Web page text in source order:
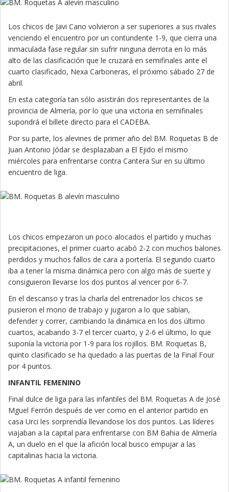
Los chicos de Javi Cano volvieron a ser superiores a sus rivales
venciendo el encuentro por un contundente 1-9, que cierra una
inmaculada fase regular sin sufrir ninguna derrota en lo más
alto de las clasificación que le cruzará en semifinales ante el
cuarto clasificado, Nexa Carboneras, el próximo sábado 27 de
abril.
En esta categoría tan sólo asistirán dos representantes de la
provincia de Almería, por lo que una victoria en semifinales
supondrá el billete directo para el CADEBA.
Por su parte, los alevines de primer año del BM. Roquetas B de
Juan Antonio Jódar se desplazaban a El Ejido el mismo
miércoles para enfrentarse contra Cantera Sur en su último
encuentro de liga.
Los chicos empezaron un poco alocados el partido y muchas
precipitaciones, el primer cuarto acabó 2-2 con muchos balones
perdidos y muchos fallos de cara a portería. El segundo cuarto
iba a tener la misma dinámica pero con algo más de suerte y
consiguieron llevarse los dos puntos al vencer por 6-7.
En el descanso y tras la charla del entrenador los chicos se
pusieron el mono de trabajo y jugaron a lo que sabían,
defender y correr, cambiando la dinámica en los dos último
cuartos, acabando 3-7 el tercer cuarto, y 2-6 el último, lo que
suponía la victoria por 1-9 para los rojillos. BM. Roquetas B,
quinto clasificado se ha quedado a las puertas de la Final Four
por 4 puntos.
INFANTIL FEMENINO
Final dulce de liga para las infantiles del BM. Roquetas A de José
Mguel Ferrón después de ver como en el anterior partido en
casa Urci les sorprendía llevandose los dos puntos. Las líderes
viajaban a la capital para enfrentarse con BM Bahia de Almería
A, un duelo en el que la afición local busco empujar a las
capitalinas hacia la victoria.